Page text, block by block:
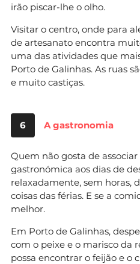
irão piscar-lhe o olho.
Visitar o centro, onde para
de artesanato encontra
uma das atividades que
Porto de Galinhas. As ruas
e muito castiças.
6 A gastronomia
Quem não gosta de
gastronómica aos dias de
relaxadamente, sem horas,
coisas das férias. E se a
melhor.
Em Porto de Galinhas,
com o peixe e o marisco da
possa encontrar o feijão e o